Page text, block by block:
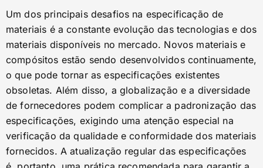
Um dos principais desafios na especificação de
materiais é a constante evolução das tecnologias e dos
materiais disponíveis no mercado. Novos materiais e
compósitos estão sendo desenvolvidos continuamente,
o que pode tornar as especificações existentes
obsoletas. Além disso, a globalização e a diversidade
de fornecedores podem complicar a padronização das
especificações, exigindo uma atenção especial na
verificação da qualidade e conformidade dos materiais
fornecidos. A atualização regular das especificações